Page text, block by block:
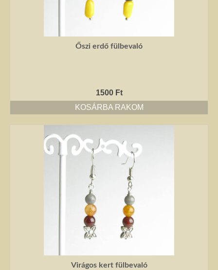
Őszi erdő fülbevaló
1500 Ft
KOSÁRBA RAKOM
Virágos kert fülbevaló